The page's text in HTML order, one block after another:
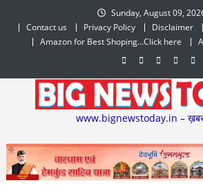
content
Sunday, August 09,
Contact us
Privacy Policy Disclaimer
Amazon for Best Shoping…Click here
www.bignewstoday.in – ख़बर